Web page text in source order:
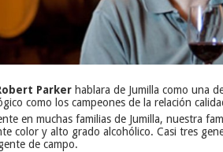
Parker hablara de Jumilla como una
como los campeones de la relación
en muchas familias de Jumilla, nuestra
color y alto grado alcohólico. Casi tres
de campo.